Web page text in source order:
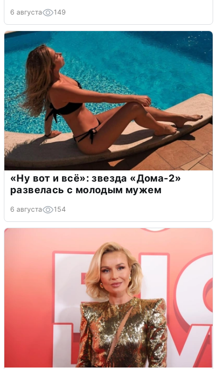
6 августа 149
«Ну вот и всё»: звезда «Дома-2»
развелась с молодым мужем
6 августа 154